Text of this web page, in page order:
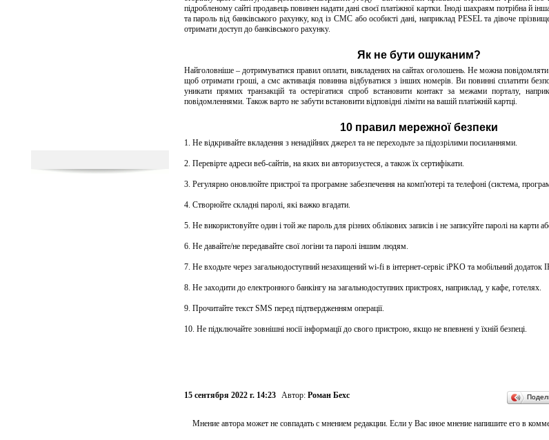
підробленому сайті продавець повинен надати дані своєї платіжної картки. Іноді шахраям потрібна й
та пароль від банківського рахунку, код із СМС або особисті дані, наприклад PESEL та дівоче
отримати доступ до банківського рахунку.
Як не бути ошуканим?
Найголовніше – дотримуватися правил оплати, викладених на сайтах оголошень. Не можна повідомляти
щоб отримати гроші, а смс активація повинна відбуватися з інших номерів. Ви повинні сплатити
уникати прямих транзакцій та остерігатися спроб встановити контакт за межами порталу,
повідомленнями. Також варто не забути встановити відповідні ліміти на вашій платіжній картці.
10 правил мережної безпеки
1. Не відкривайте вкладення з ненадійних джерел та не переходьте за підозрілими посиланнями.
2. Перевірте адреси веб-сайтів, на яких ви авторизуєтеся, а також їх сертифікати.
3. Регулярно оновлюйте пристрої та програмне забезпечення на комп'ютері та телефоні (система,
4. Створюйте складні паролі, які важко вгадати.
5. Не використовуйте один і той же пароль для різних облікових записів і не записуйте паролі на карти
6. Не давайте/не передавайте свої логіни та паролі іншим людям.
7. Не входьте через загальнодоступний незахищений wi-fi в інтернет-сервіс iPKO та мобільний додаток
8. Не заходити до електронного банкінгу на загальнодоступних пристроях, наприклад, у кафе, готелях.
9. Прочитайте текст SMS перед підтвердженням операції.
10. Не підключайте зовнішні носії інформації до свого пристрою, якщо не впевнені у їхній безпеці.
15 сентября 2022 г. 14:23 Автор: Роман Бехс
Мнение автора может не совпадать с мнением редакции. Если у Вас иное мнение напишите его в